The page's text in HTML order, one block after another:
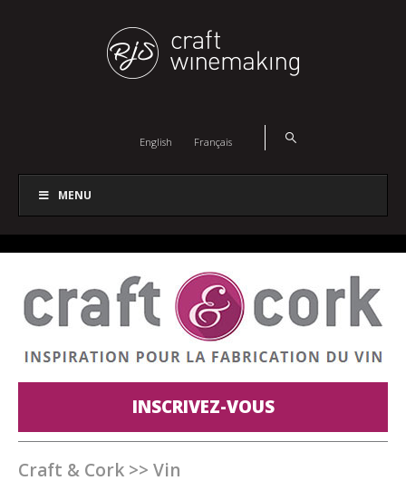
English Français
MENU
INSCRIVEZ-VOUS
Craft & Cork >> Vin